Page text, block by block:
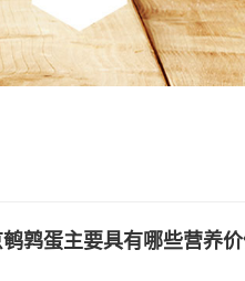
鹑蛋主要具有哪些营养